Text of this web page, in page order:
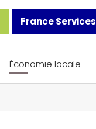
France Services
Économie locale